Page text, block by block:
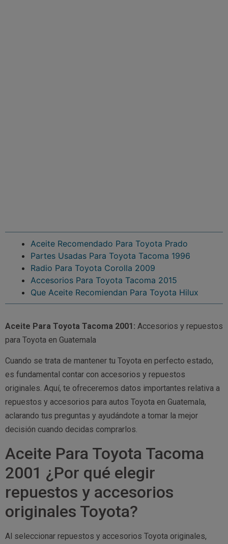
Aceite Recomendado Para Toyota Prado
Partes Usadas Para Toyota Tacoma 1996
Radio Para Toyota Corolla 2009
Accesorios Para Toyota Tacoma 2015
Que Aceite Recomiendan Para Toyota Hilux
Aceite Para Toyota Tacoma 2001: Accesorios y repuestos
para Toyota en Guatemala
Cuando se trata de mantener tu Toyota en perfecto estado,
es fundamental contar con accesorios y repuestos
originales. Aquí, te ofreceremos datos importantes relativa a
repuestos y accesorios para autos Toyota en Guatemala,
aclarando tus preguntas y ayudándote a tomar la mejor
decisión cuando decidas comprarlos.
Aceite Para Toyota Tacoma
2001 ¿Por qué elegir
repuestos y accesorios
originales Toyota?
Al seleccionar repuestos y accesorios Toyota originales,